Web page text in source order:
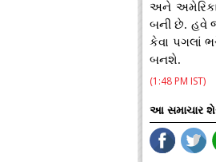
અને
બની છે. હવે
કેવા પગલાં
બનશે.
(1:48 PM IST)
આ સમાચાર